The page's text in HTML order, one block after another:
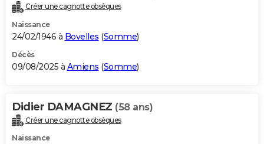
Créer une cagnotte obsèques
Naissance
24/02/1946 à Bovelles (Somme)
Décès
09/08/2025 à Amiens (Somme)
Didier DAMAGNEZ (58 ans)
Créer une cagnotte obsèques
Naissance